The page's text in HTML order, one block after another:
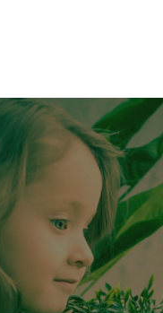
€
déchets en 2016,